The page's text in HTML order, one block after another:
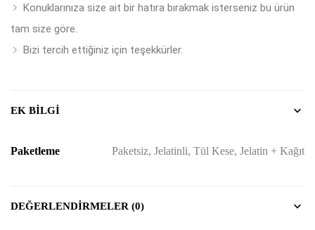
Konuklarınıza size ait bir hatıra bırakmak isterseniz bu ürün
tam size göre.
Bizi tercih ettiğiniz için teşekkürler.
EK BILGI
Paketleme Paketsiz, Jelatinli, Tül Kese, Jelatin + Kağıt
DEĞERLENDIRMELER (0)